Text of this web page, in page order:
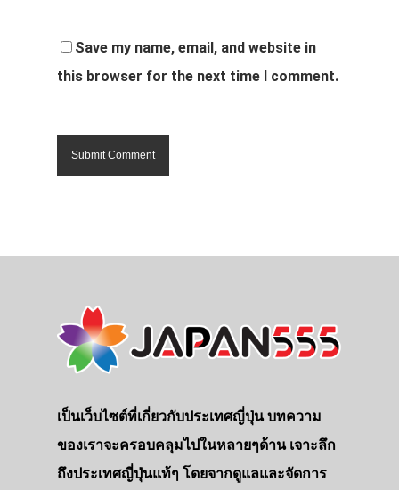
Save my name, email, and website in
this browser for the next time I comment.
เป็นเว็บไซต์ที่เกี่ยวกับประเทศญี่ปุ่น บทความ
ของเราจะครอบคลุมไปในหลายๆด้าน เจาะลึก
ถึงประเทศญี่ปุ่นแท้ๆ โดยจากดูแลและจัดการ